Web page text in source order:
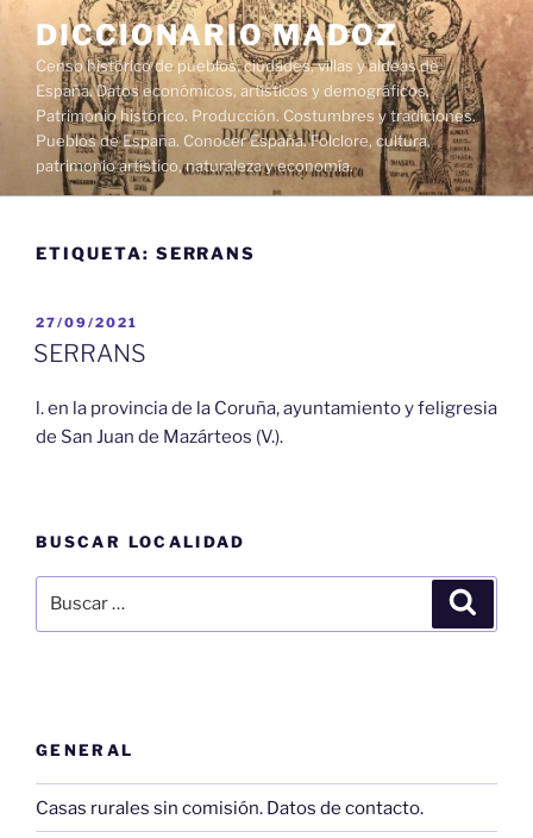
contenido
DICCIONARIO MADOZ
Censo histórico de pueblos, ciudades, villas y aldeas de
España. Datos económicos, artísticos y demográficos.
Patrimonio histórico. Producción. Costumbres y tradiciones.
Pueblos de España. Conocer España. Folclore, cultura,
patrimonio artístico, naturaleza y economía.
ETIQUETA: SERRANS
PUBLICADO
EL
27/09/2021
SERRANS
l. en la provincia de la Coruña, ayuntamiento y feligresia
de San Juan de Mazárteos (V.).
BUSCAR LOCALIDAD
por:
GENERAL
Casas rurales sin comisión. Datos de contacto.